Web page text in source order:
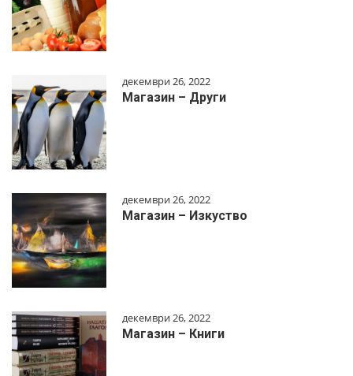
декември 26, 2022
Магазин – Други
декември 26, 2022
Магазин – Изкуство
декември 26, 2022
Магазин – Книги